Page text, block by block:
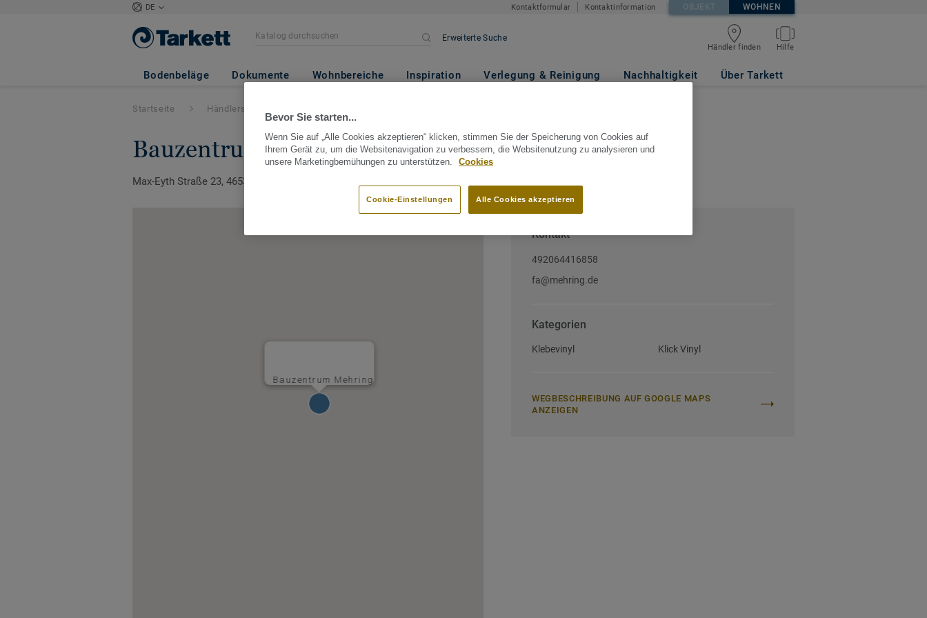
DE Kontaktformular Kontaktinformation OBJEKT WOHNEN
Erweiterte Suche
Händler finden Hilfe
Bodenbeläge Dokumente Wohnbereiche Inspiration Verlegung & Reinigung Nachhaltigkeit Über Tarkett
Startseite Händlersuche
bauzentrum mehring
Max-Eyth Straße 23, 46539, Dinslaken, Nordrhein-Westfalen, Germany
Bauzentrum Mehring
Kontakt
492064416858
fa@mehring.de
Kategorien
Klebevinyl Klick Vinyl
WEGBESCHREIBUNG AUF GOOGLE MAPS
ANZEIGEN
Bevor Sie starten...
Wenn Sie auf „Alle Cookies akzeptieren“ klicken, stimmen Sie der Speicherung von Cookies auf
Ihrem Gerät zu, um die Websitenavigation zu verbessern, die Websitenutzung zu analysieren und
unsere Marketingbemühungen zu unterstützen.
Cookies
Alle Cookies akzeptieren
Cookie-Einstellungen